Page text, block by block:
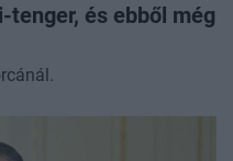
tenger, és ebből még